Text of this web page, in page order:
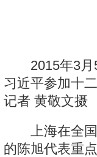
2015年3月5
习近平参加十
记者 黄敬文摄
上海在全国
的陈旭代表重